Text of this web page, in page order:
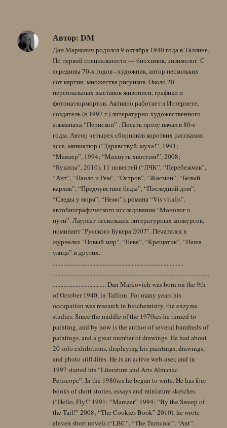
Автор: DM
Дан Маркович родился 9 октября 1940 года в Таллине.
По первой специальности — биохимик, энзимолог. С
середины 70-х годов - художник, автор нескольких
сот картин, множества рисунков. Около 20
персональных выставок живописи, графики и
фотонатюрмортов. Активно работает в Интернете,
создатель (в 1997 г.) литературно-художественного
альманаха “Перископ” . Писать прозу начал в 80-е
годы. Автор четырех сборников коротких рассказов,
эссе, миниатюр (“Здравствуй, муха!”, 1991;
“Мамзер”, 1994; “Махнуть хвостом!”, 2008;
“Кукисы”, 2010), 11 повестей (“ЛЧК”, “Перебежчик”,
“Ант”, “Паоло и Рем”, “Остров”, “Жасмин”, “Белый
карлик”, “Предчувствие беды”, “Последний дом”,
“Следы у моря”, “Немо”), романа “Vis vitalis”,
автобиографического исследования “Монолог о
пути”. Лауреат нескольких литературных конкурсов,
номинант "Русского Букера 2007". Печатался в
журналах "Новый мир", “Нева”, “Крещатик”, “Наша
улица” и других.
......................................................................................
.......................................................................................................
................................... Dan Markovich was born on the 9th
of October 1940, in Tallinn. For many years his
occupation was research in biochemistry, the enzyme
studies. Since the middle of the 1970ies he turned to
painting, and by now is the author of several hundreds of
paintings, and a great number of drawings. He had about
20 solo exhibitions, displaying his paintings, drawings,
and photo still-lifes. He is an active web-user, and in
1997 started his “Literature and Arts Almanac
Periscope”. In the 1980ies he began to write. He has four
books of short stories, essays and miniature sketches
(“Hello, Fly!” 1991; “Mamzer” 1994; “By the Sweep of
the Tail!” 2008; “The Cookies Book” 2010), he wrote
eleven short novels (“LBC”, “The Turncoat”, “Ant”,